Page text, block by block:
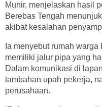
Munir, menjelaskan hasil
Berebas Tengah
akibat kesalahan
Ia menyebut rumah
memiliki jalur pipa yang
Dalam komunikasi di
tambahan upah pekerja,
perusahaan.